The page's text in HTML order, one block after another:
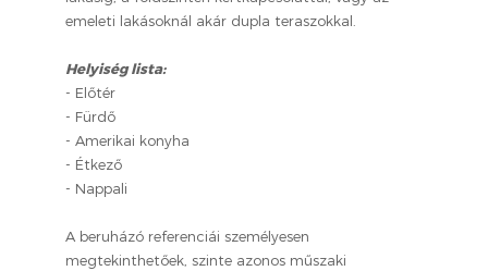
emeleti lakásoknál akár dupla teraszokkal.
Helyiség lista:
- Előtér
- Fürdő
- Amerikai konyha
- Étkező
- Nappali
A beruházó referenciái személyesen
megtekinthetőek, szinte azonos műszaki